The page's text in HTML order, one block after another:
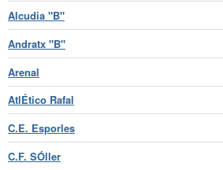
Alcudia "B"
Andratx "B"
Arenal
AtlÉtico Rafal
C.E. Esporles
C.F. SÓller